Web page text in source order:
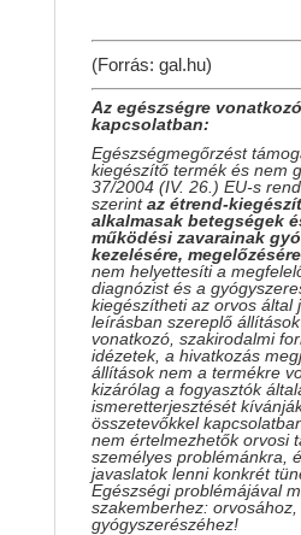
(Forrás: gal.hu)
Az egészségre
kapcsolatban:
Egészségmegőrzést
kiegészítő termék és nem
37/2004 (IV. 26.) EU-s
szerintaz étrend-
alkalmasak betegségek
működési zavarainak
kezelésére,
nem helyettesíti a
diagnózist és a
kiegészítheti az orvos által
leírásban szereplő
vonatkozó, szakirodalmi
idézetek, a hivatkozás
állítások nem a termékre
kizárólag a fogyasztók
ismeretterjesztését
összetevőkkel
nem értelmezhetők orvosi
személyes problémánkra,
javaslatok lenni konkrét
Egészségi problémájával
szakemberhez: orvosához,
gyógyszerészéhez!